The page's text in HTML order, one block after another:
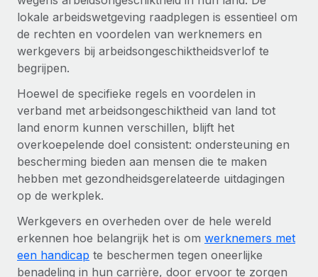
lokale arbeidswetgeving raadplegen is essentieel om
de rechten en voordelen van werknemers en
werkgevers bij arbeidsongeschiktheidsverlof te
begrijpen.
Hoewel de specifieke regels en voordelen in
verband met arbeidsongeschiktheid van land tot
land enorm kunnen verschillen, blijft het
overkoepelende doel consistent: ondersteuning en
bescherming bieden aan mensen die te maken
hebben met gezondheidsgerelateerde uitdagingen
op de werkplek.
Werkgevers en overheden over de hele wereld
erkennen hoe belangrijk het is om werknemers met
een handicap te beschermen tegen oneerlijke
benadeling in hun carrière, door ervoor te zorgen